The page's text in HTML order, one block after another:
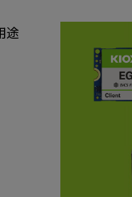
途